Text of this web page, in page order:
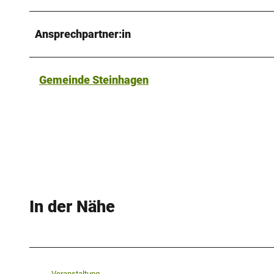
Ansprechpartner:in
Gemeinde Steinhagen
In der Nähe